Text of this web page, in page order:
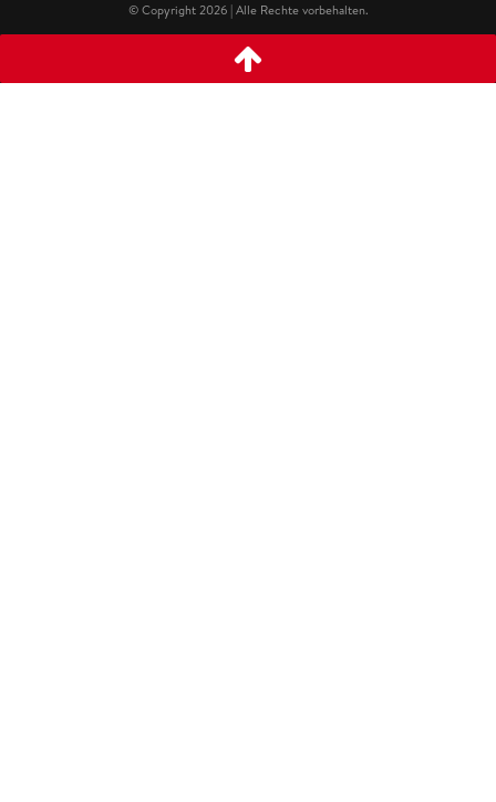
© Copyright 2026 | Alle Rechte vorbehalten.